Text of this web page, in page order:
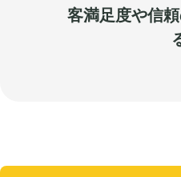
客満足度や信